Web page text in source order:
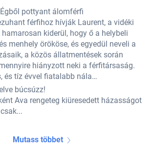
pottyant álomférfi
férfihoz hívják Laurent, a vidéki
kiderül, hogy ő a helybeli
menhely örököse, és egyedül neveli a
a közös állatmentések során
hiányzott neki a férfitársaság.
és tíz évvel fiatalabb nála…
búcsúzz!
Ava rengeteg kiüresedett házasságot
Mutass többet